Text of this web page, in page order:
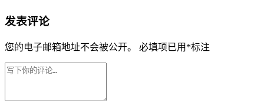
发表评论
您的电子邮箱地址不会被公开。 必填项已用 *标注